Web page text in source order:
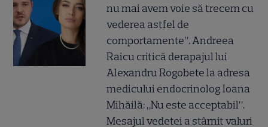
nu mai avem voie să trecem cu
vederea astfel de
comportamente”. Andreea
Raicu critică derapajul lui
Alexandru Rogobete la adresa
medicului endocrinolog Ioana
Mihăilă: „Nu este acceptabil”.
Mesajul vedetei a stârnit valuri